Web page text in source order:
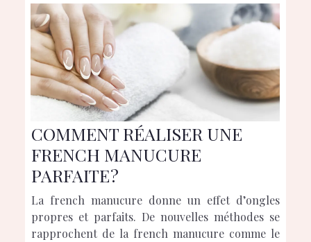
COMMENT RÉALISER UNE
FRENCH MANUCURE
PARFAITE ?
La french manucure donne un effet d’ongles
propres et parfaits. De nouvelles méthodes se
rapprochent de la french manucure comme le